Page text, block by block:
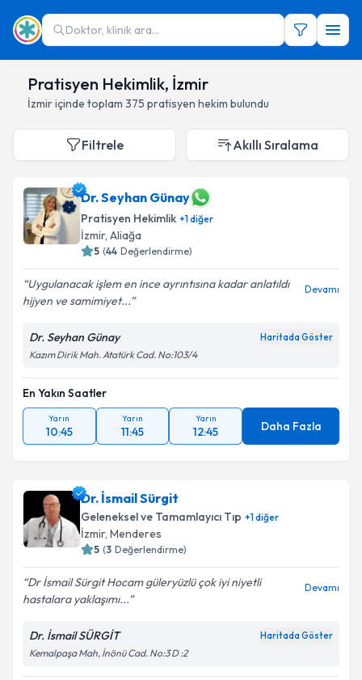
Doktor, klinik ara...
Pratisyen Hekimlik, İzmir
İzmiriçinde toplam 375 pratisyen hekim bulundu
Filtrele Akıllı Sıralama
Dr. Seyhan Günay
Pratisyen Hekimlik +1diğer
İzmir, Aliağa
5 (44 Değerlendirme)
Uygulanacak işlem en ince ayrıntısına kadar anlatıldı
hijyen ve samimiyet...
Devamı
Dr. Seyhan Günay Haritada Göster
Kazım Dirik Mah. Atatürk Cad. No:103/4
En Yakın Saatler
Yarın
10:45
Yarın
11:45
Yarın
12:45 Daha Fazla
Dr. İsmail Sürgit
Geleneksel ve Tamamlayıcı Tıp +1diğer
İzmir, Menderes
5 (3 Değerlendirme)
Dr İsmail Sürgit Hocam güleryüzlü çok iyi niyetli
hastalara yaklaşımı...
Devamı
Dr. İsmail SÜRGİT Haritada Göster
Kemalpaşa Mah, İnönü Cad. No:3 D :2